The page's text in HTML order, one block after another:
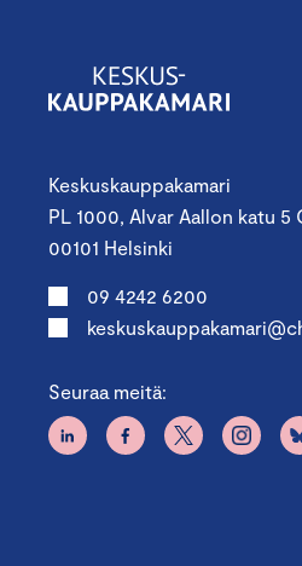
Keskuskauppakamari
PL 1000, Alvar Aallon katu 5
00101 Helsinki
09 4242 6200
Seuraa meitä: